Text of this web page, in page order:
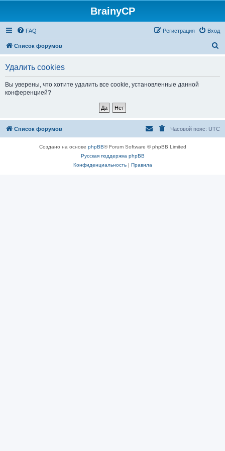
BrainyCP
FAQ Вход
Регистрация
Список форумов
Удалить cookies
Вы уверены, что хотите удалить все cookie, установленные данной
конференцией?
Список форумов Часовой пояс: UTC
Создано на основе phpBB® Forum Software © phpBB Limited
Русская поддержка phpBB
Конфиденциальность| Правила